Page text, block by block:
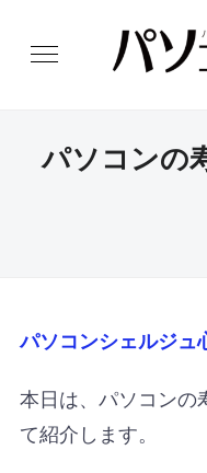
パソコンの
パソコンシェルジュ
本日は、パソコンの
て紹介します。